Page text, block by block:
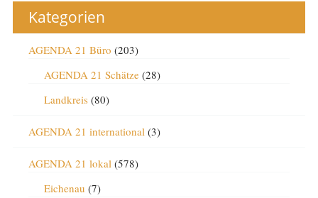
Kategorien
AGENDA 21 Büro (203)
AGENDA 21 Schätze(28)
Landkreis(80)
AGENDA 21 international(3)
AGENDA 21 lokal(578)
Eichenau (7)